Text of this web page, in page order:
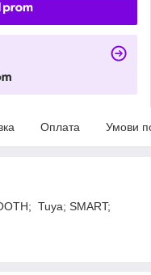
Оплата Умови
Tuya; SMART;